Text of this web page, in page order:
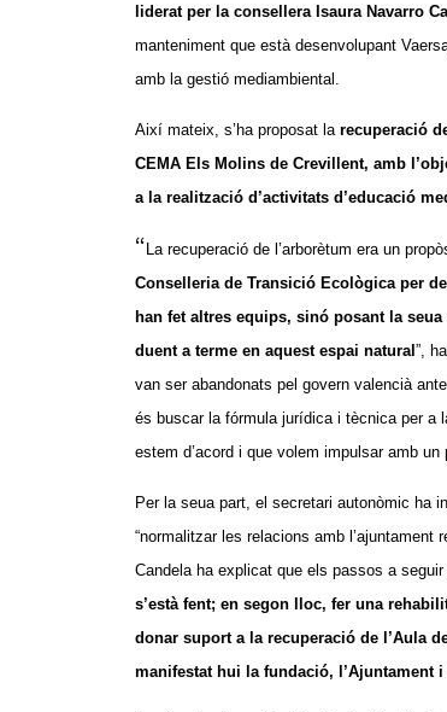
liderat per la consellera Isaura Navarro
manteniment que està desenvolupant
amb la gestió mediambiental.
Així mateix, s’ha proposat la recuperació
CEMA Els Molins de Crevillent, amb
a la realització d’activitats d’educació
“La recuperació de l’arborètum era un
Conselleria de Transició Ecològica per
han fet altres equips, sinó posant la
duent a terme en aquest espai natural”,
van ser abandonats pel govern valencià
és buscar la fórmula jurídica i tècnica per a
estem d’acord i que volem impulsar amb un
Per la seua part, el secretari autonòmic ha
“normalitzar les relacions amb
Candela ha explicat que els passos a seguir
s’està fent; en segon lloc, fer una
donar suport a la recuperació de l’Aula
manifestat hui la fundació, l’Ajuntament i